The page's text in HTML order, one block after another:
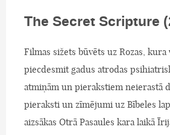
The Secret Scripture
Filmas sižets būvēts uz Rozas, kura
piecdesmit gadus atrodas
atmiņām un pierakstiem neierastā
pieraksti un zīmējumi uz Bībeles
aizsākas Otrā Pasaules kara laikā